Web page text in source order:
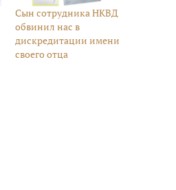
Сын сотрудника НКВД
обвинил нас в
дискредитации имени
своего отца